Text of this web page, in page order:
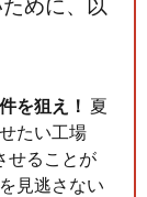
を狙え！ 夏
たい工場
せることが
見逃さない